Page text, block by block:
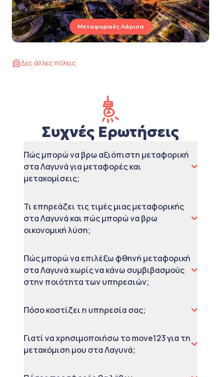
Μεταφορικές Λάρισα
Δες άλλες πόλεις
Συχνές Ερωτήσεις
Πώς μπορώ να βρω αξιόπιστη μεταφορική
στα Λαγυνά για μεταφορές και
μετακομίσεις;
Τι επηρεάζει τις τιμές μιας μεταφορικής
στα Λαγυνά και πώς μπορώ να βρω
οικονομική λύση;
Πώς μπορώ να επιλέξω φθηνή μεταφορική
στα Λαγυνά χωρίς να κάνω συμβιβασμούς
στην ποιότητα των υπηρεσιών;
Πόσο κοστίζει η υπηρεσία σας;
Γιατί να χρησιμοποιήσω το move123 για τη
μετακόμιση μου στα Λαγυνά;